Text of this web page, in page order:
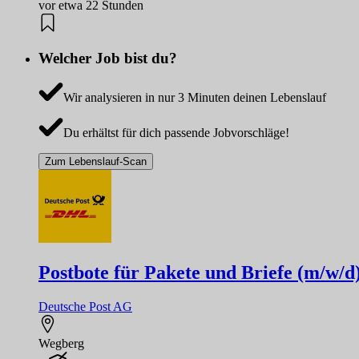
vor etwa 22 Stunden
Welcher Job bist du?
Wir analysieren in nur 3 Minuten deinen Lebenslauf
Du erhältst für dich passende Jobvorschläge!
Zum Lebenslauf-Scan
Postbote für Pakete und Briefe (m/w/
Deutsche Post AG
Wegberg